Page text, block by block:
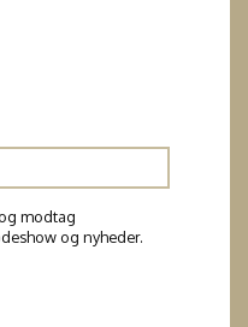
modtag
og nyheder.